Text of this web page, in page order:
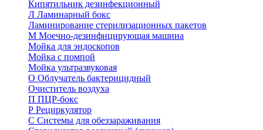
Кипятильник дезинфекционный
Л Ламинарный бокс
Ламинирование стерилизационных пакетов
М Моечно-дезинфицирующая машина
Мойка для эндоскопов
Мойка с помпой
Мойка ультразвуковая
О Облучатель бактерицидный
Очиститель воздуха
П ПЦР-бокс
Р Рециркулятор
С Системы для обеззараживания